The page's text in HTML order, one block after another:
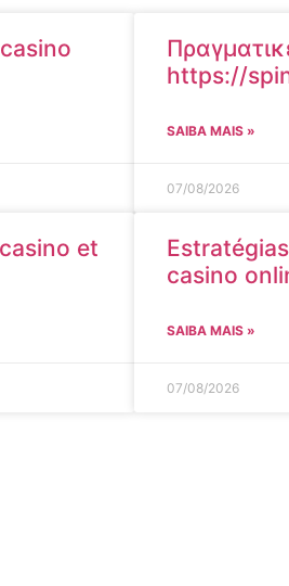
https://
SAIBA MAIS »
07/08/2026
et
casino
SAIBA MAIS »
07/08/2026